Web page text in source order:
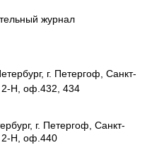
журнал
г. Петергоф, Санкт-
2-Н, оф.432, 434
г. Петергоф, Санкт-
2-Н, оф.440